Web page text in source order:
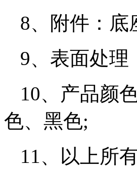
8、附件：底
9、表面处理
10、产品颜
色、黑色;
11、以上所